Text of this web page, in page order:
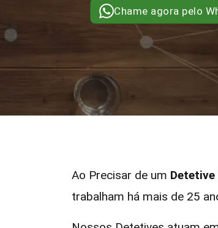
Chame agora pelo
Ao Precisar de um
trabalham há mais de 25